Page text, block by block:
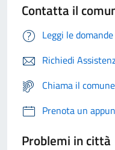
Contatta il
Leggi le
Richiedi
Chiama il
Prenota un
Problemi in città